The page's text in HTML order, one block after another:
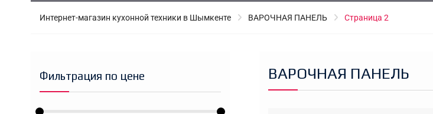
Интернет-магазин кухонной техники в Шымкенте ВАРОЧНАЯ ПАНЕЛЬ Страница 2
ВАРОЧНАЯ ПАНЕЛЬ
Фильтрация по цене